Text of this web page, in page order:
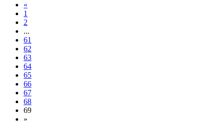
«
1
2
...
61
62
63
64
65
66
67
68
69
»